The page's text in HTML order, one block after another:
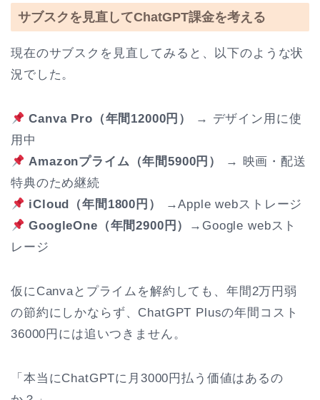
サブスクを見直してChatGPT課金を考える
現在のサブスクを見直してみると、以下のような状
況でした。
Canva Pro（年間12000円）
→ デザイン用に使
用中
Amazonプライム（年間5900円）
→ 映画・配送
特典のため継続
iCloud（年間1800円）
→Apple webストレージ
GoogleOne（年間2900円）
→Google webスト
レージ
仮にCanvaとプライムを解約しても、年間2万円弱
の節約にしかならず、ChatGPT Plusの年間コスト
36000円には追いつきません。
「本当にChatGPTに月3000円払う価値はあるの